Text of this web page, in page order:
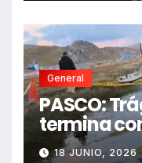
General
PASCO:
termina
sin vida en
18 JUNIO, 2026